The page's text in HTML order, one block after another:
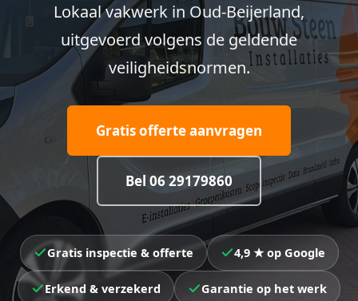
Lokaal vakwerk in Oud-Beijerland,
uitgevoerd volgens de geldende
veiligheidsnormen.
Gratis offerte aanvragen
Bel 06 29179860
Gratis inspectie & offerte 4,9 ★ op Google
Erkend & verzekerd Garantie op het werk